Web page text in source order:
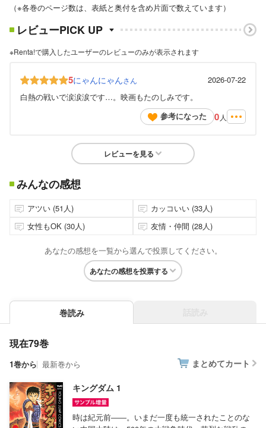
（※各巻のページ数は、表紙と奥付を含め片面で数えています）
レビューPICK UP
※Renta!で購入したユーザーのレビューのみが表示されます
5にゃんにゃんさん
2026-07-22
白熱の戦いで涙涙涙です…。映画もたのしみです。
参考になった
0 人
レビューを見る
みんなの感想
アツい (51人)
カッコいい (33人)
女性もOK (30人)
友情・仲間 (28人)
あなたの感想を一覧から選んで投票してください。
あなたの感想を投票する
巻読み
現在79巻
1巻から 最新巻から まとめてカート
キングダム 1
時は紀元前――。いまだ一度も統一されたことのな